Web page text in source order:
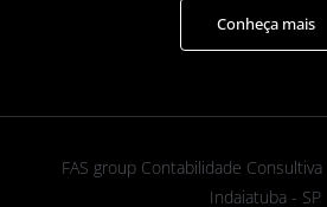
Conheça mais
FAS group Contabilidade
Indaiatuba - SP